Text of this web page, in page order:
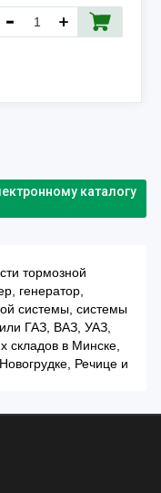
каталогу
тормозной
генератор,
системы, системы
ГАЗ, ВАЗ, УАЗ,
в Минске,
Речице и